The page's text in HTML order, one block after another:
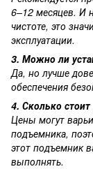
6–12 месяцев. И
чистоте, это
эксплуатации.
3. Можно ли
Да, но лучше
обеспечения
4. Сколько
Цены могут
подъемника,
этот подъемник
выполнять.